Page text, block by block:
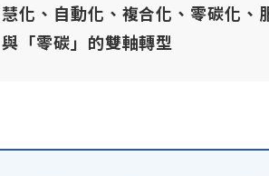
化、自動化、複合化、零碳化
與「零碳」的雙軸轉型